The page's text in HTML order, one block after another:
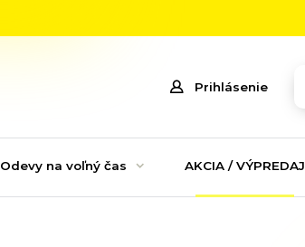
Prihlásenie
Odevy na voľný čas AKCIA / VÝPREDAJ